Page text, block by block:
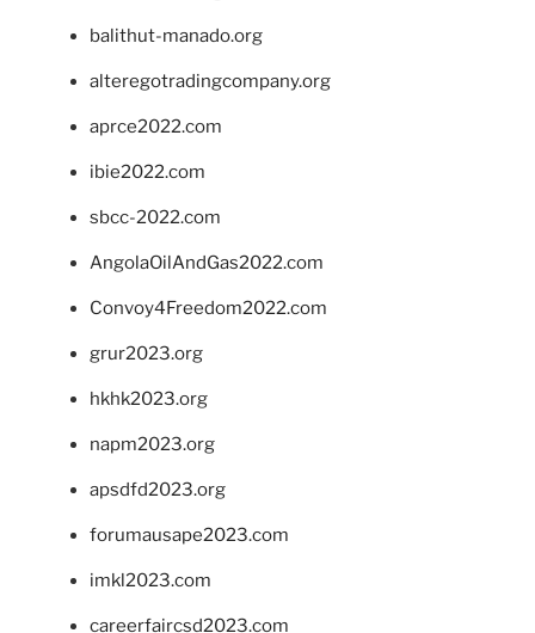
balithut-manado.org
alteregotradingcompany.org
aprce2022.com
ibie2022.com
sbcc-2022.com
AngolaOilAndGas2022.com
Convoy4Freedom2022.com
grur2023.org
hkhk2023.org
napm2023.org
apsdfd2023.org
forumausape2023.com
imkl2023.com
careerfaircsd2023.com